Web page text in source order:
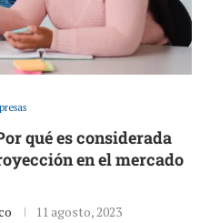
qué es considerada
en el mercado
11 agosto, 2023